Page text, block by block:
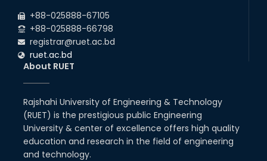
with Japanese Industry Leader
Engages Final-Year Students
16th Oct, 25
08th Nov, 25
Seminar on " Milimeter Wave
System and Circuit Design for
Highly Integrated RADAR
Transceivers"
+88-025888-67105
+88-025888-66798
registrar@ruet.ac.bd
ruet.ac.bd
About RUET
Rajshahi University of Engineering & Technology
(RUET) is the prestigious public Engineering
University & center of excellence offers high quality
education and research in the field of engineering
and technology.